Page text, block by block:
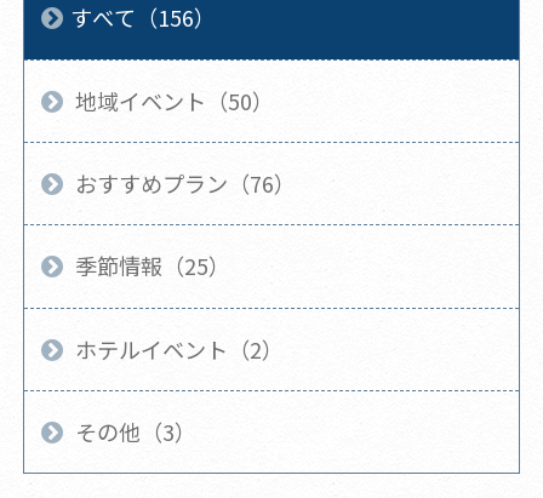
すべて（156）
地域イベント（50）
おすすめプラン（76）
季節情報（25）
ホテルイベント（2）
その他（3）